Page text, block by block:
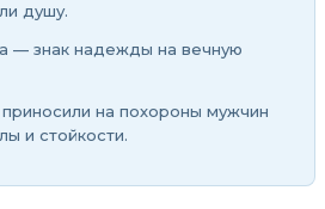
душу.
— знак надежды на вечную
на похороны мужчин
и стойкости.